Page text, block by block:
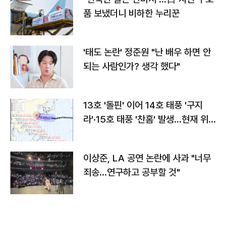
품 보냈더니 비하한 누리꾼
'태도 논란' 정준원 "난 배우 하면 안
되는 사람인가? 생각 했다"
13호 '돌핀' 이어 14호 태풍 '구지
라'·15호 태풍 '찬홈' 발생…현재 위
이상준, LA 공연 논란에 사과 "너무
죄송…연구하고 공부할 것"